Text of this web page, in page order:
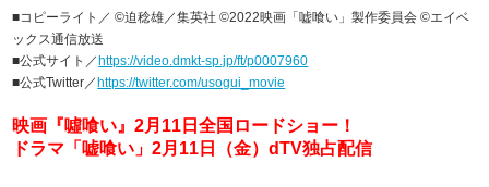
■コピーライト／ ©迫稔雄／集英社 ©2022映画「嘘喰い」製作委員会 ©エイベ
ックス通信放送
■公式サイト／https://video.dmkt-sp.jp/ft/p0007960
■公式Twitter／https://twitter.com/usogui_movie
映画『噓喰い』2月11日全国ロードショー！
ドラマ「嘘喰い」2月11日（金）dTV独占配信